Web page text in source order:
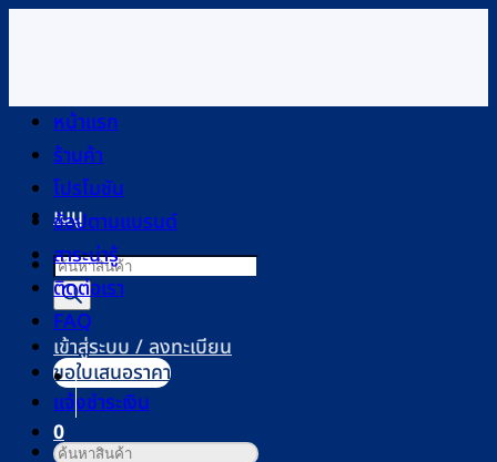
เนื้อหา
เมนู
Products
search
เข้าสู่ระบบ / ลงทะเบียน
0
หน้าแรก
ร้านค้า
โปรโมชัน
ช้อปตามแบรนด์
สาระน่ารู้
ติดต่อเรา
FAQ
ขอใบเสนอราคา
แจ้งชำระเงิน
ค้นหา: